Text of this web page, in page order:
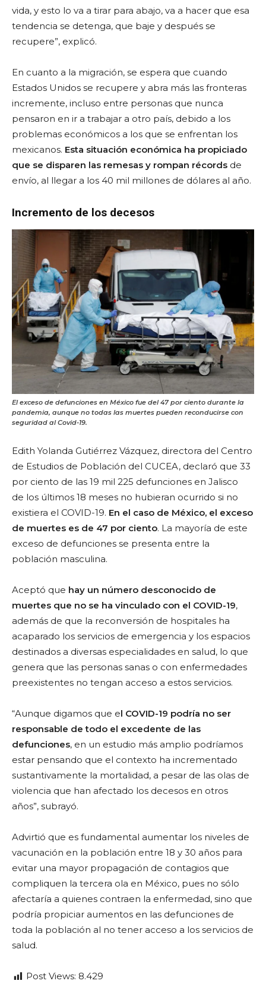
vida, y esto lo va a tirar para abajo, va a hacer que esa
tendencia se detenga, que baje y después se
recupere”, explicó.
En cuanto a la migración, se espera que cuando
Estados Unidos se recupere y abra más las fronteras
incremente, incluso entre personas que nunca
pensaron en ir a trabajar a otro país, debido a los
problemas económicos a los que se enfrentan los
mexicanos. Esta situación económica ha propiciado
que se disparen las remesas y rompan récords de
envío, al llegar a los 40 mil millones de dólares al año.
Incremento de los decesos
El exceso de defunciones en México fue del 47 por ciento durante la
pandemia, aunque no todas las muertes pueden reconducirse con
seguridad al Covid-19.
Edith Yolanda Gutiérrez Vázquez, directora del Centro
de Estudios de Población del CUCEA, declaró que 33
por ciento de las 19 mil 225 defunciones en Jalisco
de los últimos 18 meses no hubieran ocurrido si no
existiera el COVID-19. En el caso de México, el exceso
de muertes es de 47 por ciento. La mayoría de este
exceso de defunciones se presenta entre la
población masculina.
Aceptó que hay un número desconocido de
muertes que no se ha vinculado con el COVID-19,
además de que la reconversión de hospitales ha
acaparado los servicios de emergencia y los espacios
destinados a diversas especialidades en salud, lo que
genera que las personas sanas o con enfermedades
preexistentes no tengan acceso a estos servicios.
“Aunque digamos que el COVID-19 podría no ser
responsable de todo el excedente de las
defunciones, en un estudio más amplio podríamos
estar pensando que el contexto ha incrementado
sustantivamente la mortalidad, a pesar de las olas de
violencia que han afectado los decesos en otros
años”, subrayó.
Advirtió que es fundamental aumentar los niveles de
vacunación en la población entre 18 y 30 años para
evitar una mayor propagación de contagios que
compliquen la tercera ola en México, pues no sólo
afectaría a quienes contraen la enfermedad, sino que
podría propiciar aumentos en las defunciones de
toda la población al no tener acceso a los servicios de
salud.
Post Views: 8.429